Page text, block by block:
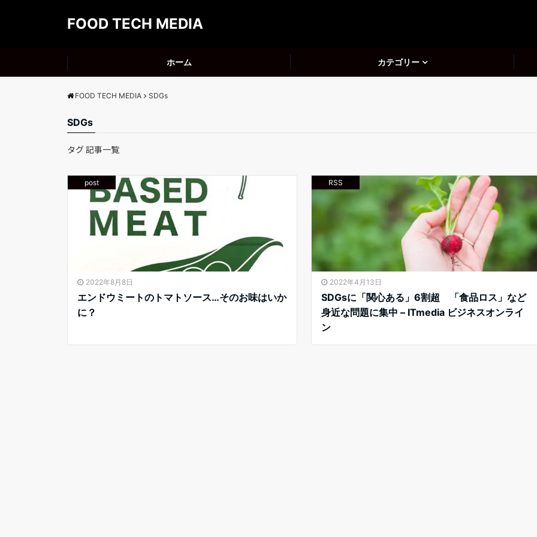
FOOD TECH MEDIA
ホーム カテゴリー
FOOD TECH MEDIA SDGs
SDGs
タグ 記事一覧
post
2022年8月8日
エンドウミートのトマトソース…そのお味はいか
に？
RSS
2022年4月13日
SDGsに「関心ある」6割超 「食品ロス」など
身近な問題に集中 – ITmedia ビジネスオンライ
ン